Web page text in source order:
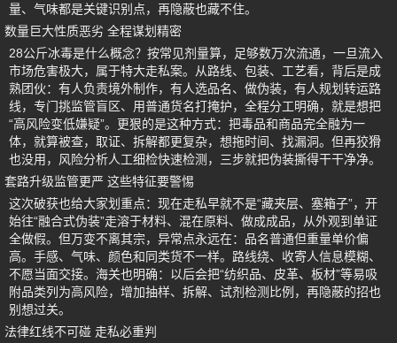
量、气味都是关键识别点，再隐蔽也藏不住。
数量巨大性质恶劣 全程谋划精密
28公斤冰毒是什么概念？按常见剂量算，足够数万次流通，一旦流入
市场危害极大，属于特大走私案。从路线、包装、工艺看，背后是成
熟团伙：有人负责境外制作，有人选品名、做伪装，有人规划转运路
线，专门挑监管盲区、用普通货名打掩护，全程分工明确，就是想把
“高风险变低嫌疑”。更狠的是这种方式：把毒品和商品完全融为一
体，就算被查，取证、拆解都更复杂，想拖时间、找漏洞。但再狡猾
也没用，风险分析人工细检快速检测，三步就把伪装撕得干干净净。
套路升级监管更严 这些特征要警惕
这次破获也给大家划重点：现在走私早就不是“藏夹层、塞箱子”，开
始往“融合式伪装”走溶于材料、混在原料、做成成品，从外观到单证
全做假。但万变不离其宗，异常点永远在：品名普通但重量单价偏
高。手感、气味、颜色和同类货不一样。路线绕、收寄人信息模糊、
不愿当面交接。海关也明确：以后会把“纺织品、皮革、板材”等易吸
附品类列为高风险，增加抽样、拆解、试剂检测比例，再隐蔽的招也
别想过关。
法律红线不可碰 走私必重判